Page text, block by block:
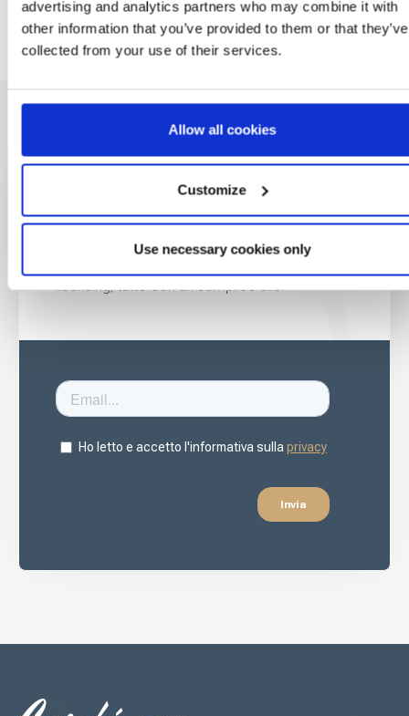
advertising and analytics partners who may combine it with
other information that you’ve provided to them or that they’ve
collected from your use of their services.
Allow all cookies
Customize
Use necessary cookies only
Sii il primo a
saperlo
licensing, tutto con un semplice clic.